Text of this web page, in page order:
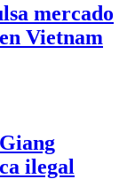
mercado
Vietnam
ilegal